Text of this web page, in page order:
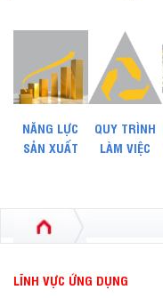
NĂNG LỰC
SẢN XUẤT
QUY TRÌNH
LÀM VIỆC
LĨNH VỰC ỨNG DỤNG